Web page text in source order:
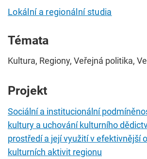
Lokální a regionální studia
Témata
Kultura, Regiony, Veřejná politika,
Projekt
Sociální a institucionální
kultury a uchování kulturního
prostředí a její využití v efektivnější
kulturních aktivit regionu